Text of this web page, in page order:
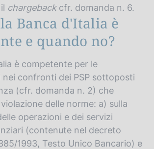
chargebackcfr. domanda n. 6.
Banca d'Italia è
e quando no?
è competente per le
confronti dei PSP sottoposti
(cfr. domanda n. 2) che
delle norme: a) sulla
operazioni e dei servizi
(contenute nel decreto
1993, Testo Unico Bancario) e